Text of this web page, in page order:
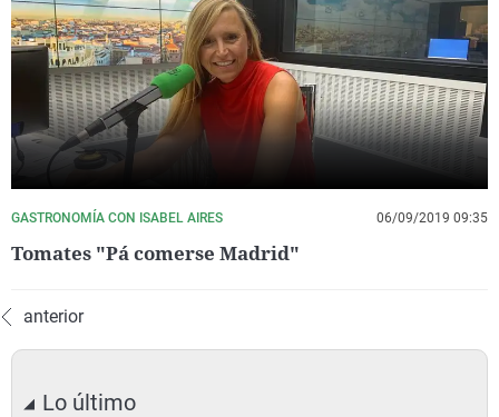
GASTRONOMÍA CON ISABEL AIRES 06/09/2019 09:35
Tomates "Pá comerse Madrid"
anterior
Lo último